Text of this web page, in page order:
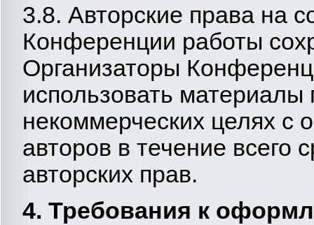
3.8. Авторские права на
Конференции работы
Организаторы
использовать
некоммерческих целях с
авторов в течение всего
авторских прав.
4. Требования к